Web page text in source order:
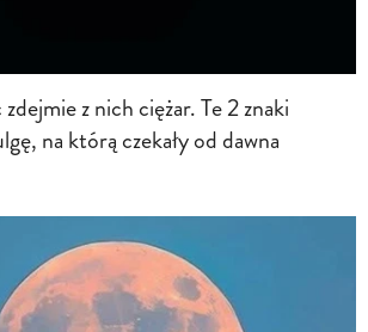
z nich ciężar. Te 2 znaki
na którą czekały od dawna